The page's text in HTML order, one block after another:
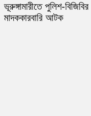
ভূরুঙ্গামারীতে পুলিশ-
মাদককারবারি আটক